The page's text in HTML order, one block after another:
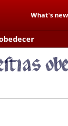
What's